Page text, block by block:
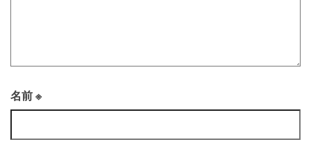
名前 ※